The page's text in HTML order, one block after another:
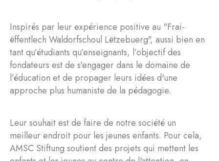
Inspirés par leur expérience positive au "Frai-
ëffentlech Waldorfschoul Lëtzebuerg", aussi bien en
tant qu’étudiants qu’enseignants, l’objectif des
fondateurs est de s'engager dans le domaine de
l’éducation et de propager leurs idées d'une
approche plus humaniste de la pédagogie.
Leur souhait est de faire de notre société un
meilleur endroit pour les jeunes enfants. Pour cela,
AMSC Stiftung soutient des projets qui mettent les